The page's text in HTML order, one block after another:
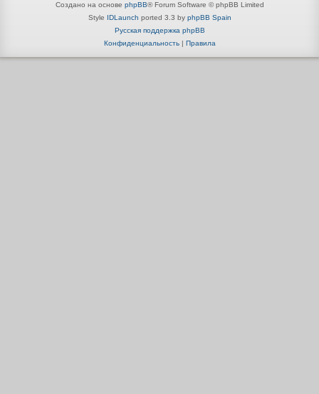
Создано на основе phpBB® Forum Software © phpBB Limited
Style IDLaunch ported 3.3 by phpBB Spain
Русская поддержка phpBB
Конфиденциальность| Правила